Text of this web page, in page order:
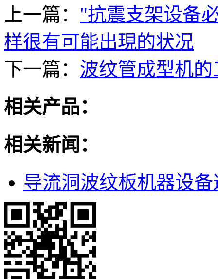
上一篇： "抗震支架设备
样很有可能出現的状况
下一篇： 波纹管成型机
相关产品：
相关新闻：
导流洞波纹板机器设